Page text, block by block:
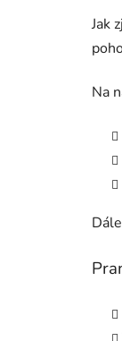
Jak
Na